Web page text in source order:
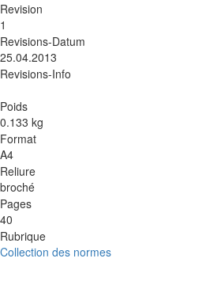
Revision
1
Revisions-Datum
25.04.2013
Revisions-Info
Poids
0.133 kg
Format
A4
Reliure
broché
Pages
40
Rubrique
Collection des normes